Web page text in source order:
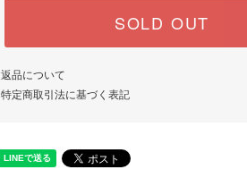
SOLD OUT
返品について
特定商取引法に基づく表記